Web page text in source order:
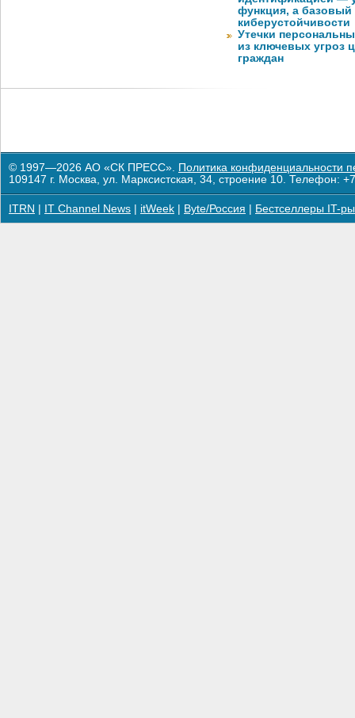
функция, а базовый
киберустойчивости
Утечки
из ключевых угроз
граждан
© 1997—2026 АО «СК ПРЕСС». Политика конфиденциальности
109147 г. Москва, ул. Марксистская, 34, строение 10. Телефон:
ITRN IT Channel News itWeek Byte/Россия Бестселлеры IT-